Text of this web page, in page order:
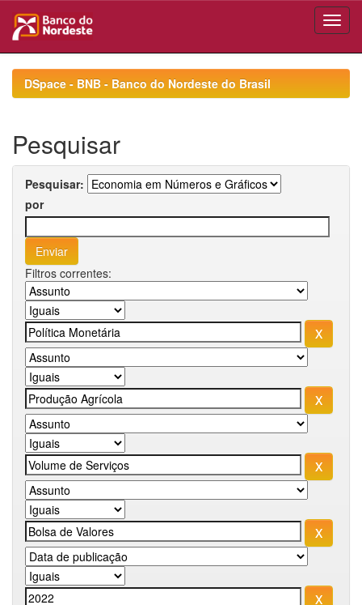
navigationDSpace - BNB - Banco do Nordeste do Brasil
Pesquisar
Pesquisar:
por
Filtros correntes: